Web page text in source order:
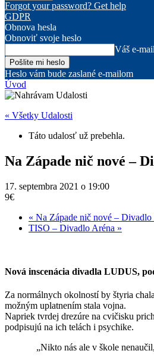
Forgot your password? Get help
GDPR
Obnova hesla
Obnoviť svoje heslo
Váš e-mail
Heslo vám bude zaslané e-mailom
Úvod
« Všetky Udalosti
Táto udalosť už prebehla.
Na Západe nič nové –
17. septembra 2021 o 19:00
9€
« Na Západe nič nové –
TISO – Divadlo Aréna »
Nová inscenácia divadla LUDUS,
Za normálnych okolností by štyria
možným uplatnením stala vojna.
Napriek tvrdej drezúre na cvičisku
podpisujú na ich telách i psychike.
„Nikto nás ale v škole